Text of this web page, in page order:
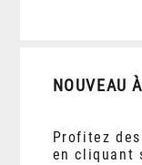
NOUVEAU
Profitez
en cliquant